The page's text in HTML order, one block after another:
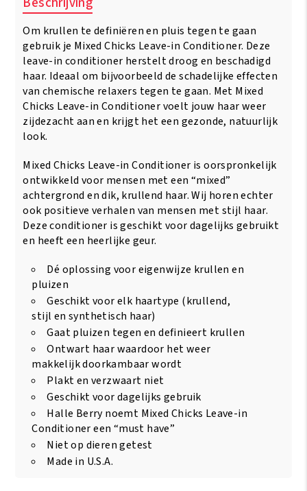
Om krullen te definiëren en pluis tegen te gaan
gebruik je Mixed Chicks Leave-in Conditioner. Deze
leave-in conditioner herstelt droog en beschadigd
haar. Ideaal om bijvoorbeeld de schadelijke effecten
van chemische relaxers tegen te gaan. Met Mixed
Chicks Leave-in Conditioner voelt jouw haar weer
zijdezacht aan en krijgt het een gezonde, natuurlijk
look.
Mixed Chicks Leave-in Conditioner is oorspronkelijk
ontwikkeld voor mensen met een “mixed”
achtergrond en dik, krullend haar. Wij horen echter
ook positieve verhalen van mensen met stijl haar.
Deze conditioner is geschikt voor dagelijks gebruikt
en heeft een heerlijke geur.
Dé oplossing voor eigenwijze krullen en
pluizen
Geschikt voor elk haartype (krullend,
stijl en synthetisch haar)
Gaat pluizen tegen en definieert krullen
Ontwart haar waardoor het weer
makkelijk doorkambaar wordt
Plakt en verzwaart niet
Geschikt voor dagelijks gebruik
Halle Berry noemt Mixed Chicks Leave-in
Conditioner een “must have”
Niet op dieren getest
Made in U.S.A.